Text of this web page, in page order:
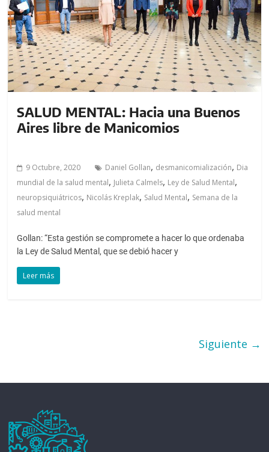
SALUD MENTAL: Hacia una Buenos
Aires libre de Manicomios
9 Octubre, 2020 Daniel Gollan, desmanicomialización, Dia
mundial de la salud mental, Julieta Calmels, Ley de Salud Mental,
neuropsiquiátricos, Nicolás Kreplak, Salud Mental, Semana de la
salud mental
Gollan: “Esta gestión se compromete a hacer lo que ordenaba
la Ley de Salud Mental, que se debió hacer y
Leer más
Siguiente →